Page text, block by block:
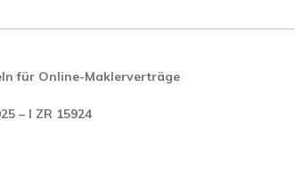
für Online-Maklerverträge
– I ZR 15924